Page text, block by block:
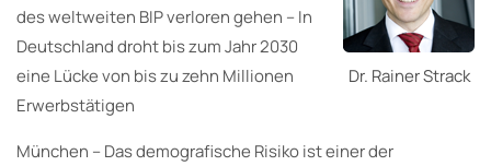
Dr. Rainer Strack
des weltweiten BIP verloren gehen – In
Deutschland droht bis zum Jahr 2030
eine Lücke von bis zu zehn Millionen
Erwerbstätigen
München – Das demografische Risiko ist einer der